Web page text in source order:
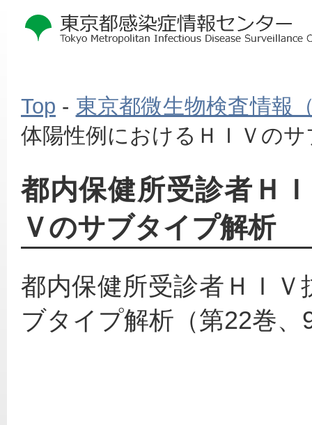
Top - 東京都微生物検査情報
体陽性例におけるＨＩＶの
都内保健所受診者Ｈ
Ｖのサブタイプ解析
都内保健所受診者ＨＩ
ブタイプ解析（第22巻、